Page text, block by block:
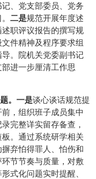
、党支部委员、党务
。二是规范开展年度述
职评议报告的撰写规
件精神及程序要求组
。院机关党委副书记
进一步厘清工作思
。一是谈心谈话规范提
，组织班子成员集中
完整详实留存备查，
。通过系统研学相关
弃怕得罪人、怕伤和
节节奏与质量，对敷
式化问题实时提醒、